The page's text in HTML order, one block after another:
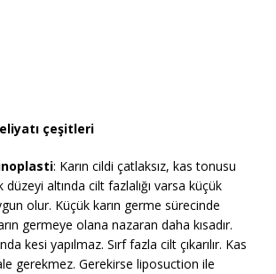
çeşitleri
: Karın cildi çatlaksız, kas tonusu
düzeyi altında cilt fazlalığı varsa küçük
olur. Küçük karın germe sürecinde
germeye olana nazaran daha kısadır.
kesi yapılmaz. Sırf fazla cilt çıkarılır. Kas
gerekmez. Gerekirse liposuction ile